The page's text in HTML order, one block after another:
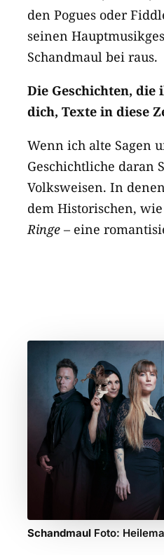
den Pogues oder
seinen
Schandmaul bei raus.
Die Geschichten,
dich, Texte in diese
Wenn ich alte Sagen
Geschichtliche daran
Volksweisen. In
dem Historischen,
Ringe – eine
Schandmaul Foto: